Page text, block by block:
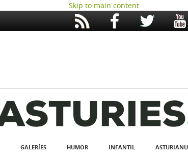
Skip to main content
GALERÍES HUMOR INFANTIL